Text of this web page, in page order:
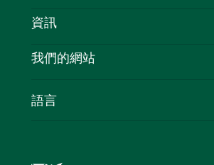
隱私
Cookie 通知
目的地
新南威爾士州公路旅行
活動
資訊
旅行資訊
新南威爾士州的商業
我們的網站
語言